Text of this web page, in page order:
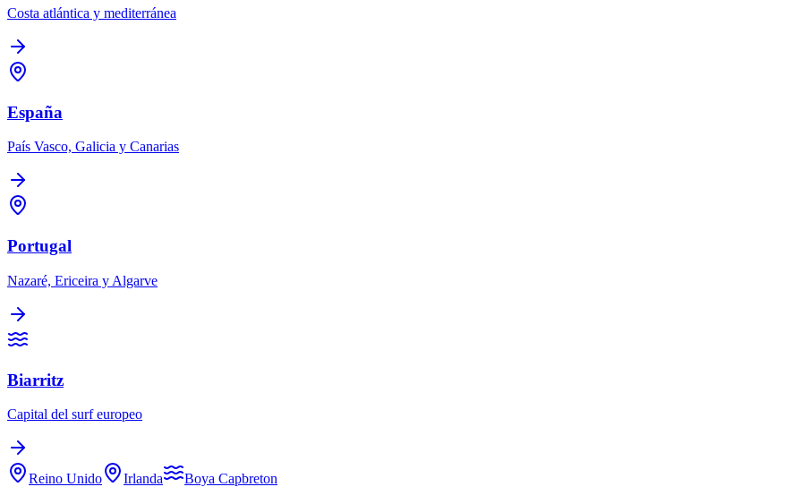
Costa atlántica y mediterránea
España
País Vasco, Galicia y Canarias
Portugal
Nazaré, Ericeira y Algarve
Biarritz
Capital del surf europeo
Reino Unido Irlanda Boya Capbreton